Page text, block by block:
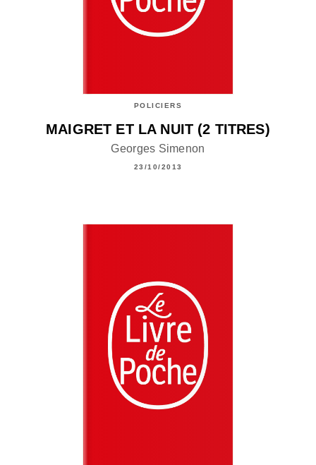
POLICIERS
MAIGRET ET LA NUIT (2 TITRES)
Georges Simenon
23/10/2013